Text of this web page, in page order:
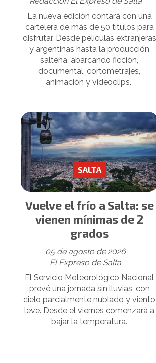
La nueva edición contará con una
cartelera de más de 50 títulos para
disfrutar. Desde películas extranjeras
y argentinas hasta la producción
salteña, abarcando ficción,
documental, cortometrajes,
animación y videoclips.
Vuelve el frío a Salta: se
vienen mínimas de 2
grados
El Expreso de Salta
SALTA
05 de agosto de 2026
El Servicio Meteorológico Nacional
prevé una jornada sin lluvias, con
cielo parcialmente nublado y viento
leve. Desde el viernes comenzará a
bajar la temperatura.